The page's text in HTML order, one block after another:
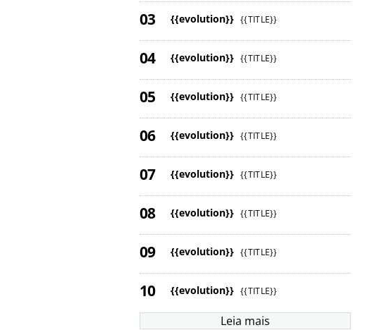
{{evolution}} {{TITLE}}
{{evolution}} {{TITLE}}
{{evolution}} {{TITLE}}
{{evolution}} {{TITLE}}
{{evolution}} {{TITLE}}
{{evolution}} {{TITLE}}
{{evolution}} {{TITLE}}
{{evolution}} {{TITLE}}
Leia mais